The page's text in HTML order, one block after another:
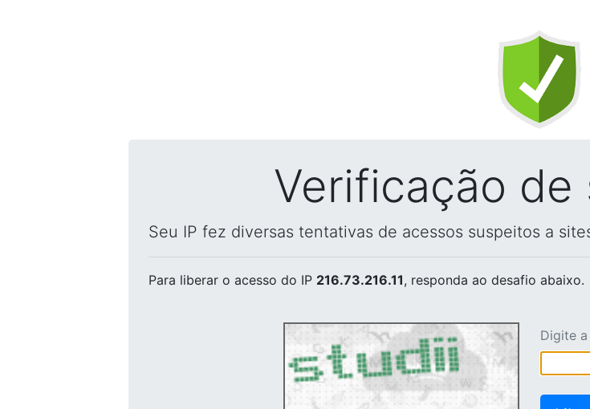
Verificação de
Seu IP fez diversas tentativas de acessos suspeitos a
Para liberar o acesso do IP 216.73.216.11, responda ao desafio abaixo.
Digite